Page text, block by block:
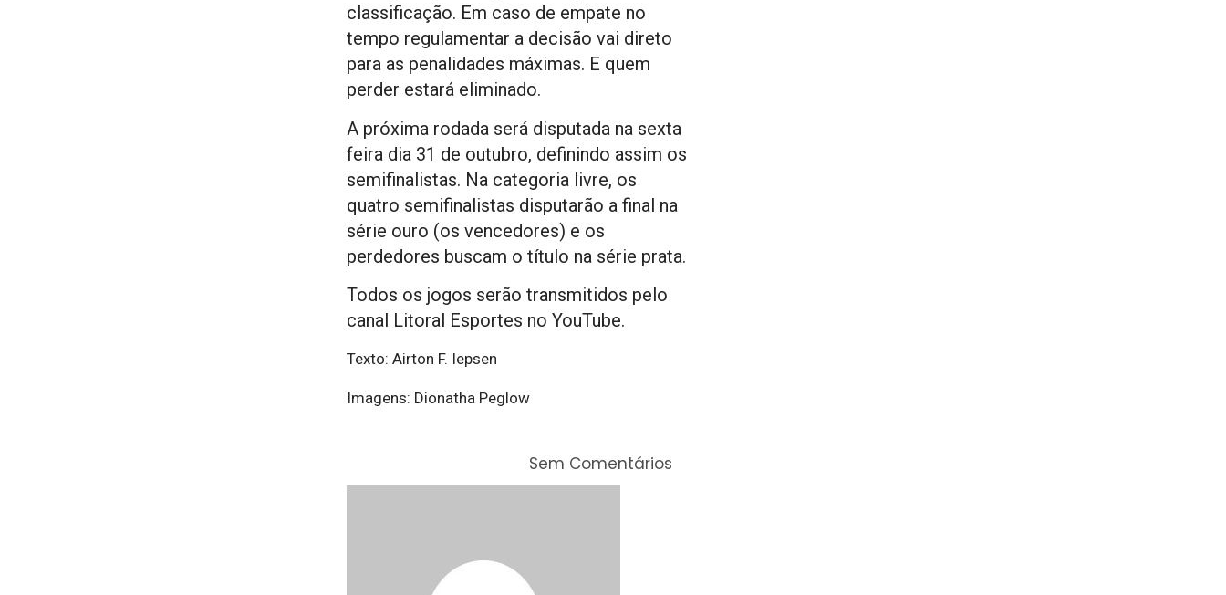
classificação. Em caso de empate no
tempo regulamentar a decisão vai direto
para as penalidades máximas. E quem
perder estará eliminado.
A próxima rodada será disputada na sexta
feira dia 31 de outubro, definindo assim os
semifinalistas. Na categoria livre, os
quatro semifinalistas disputarão a final na
série ouro (os vencedores) e os
perdedores buscam o título na série prata.
Todos os jogos serão transmitidos pelo
canal Litoral Esportes no YouTube.
Texto: Airton F. Iepsen
Imagens: Dionatha Peglow
Sem Comentários